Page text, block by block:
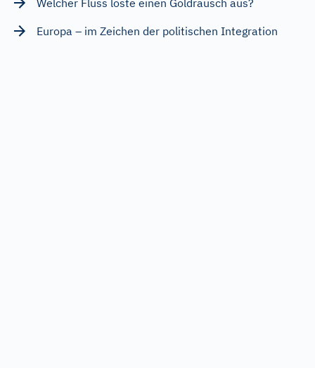
Welcher Fluss löste einen Goldrausch aus?
Europa – im Zeichen der politischen Integration